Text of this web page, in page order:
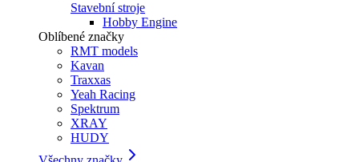
Stavební stroje
Hobby Engine
Oblíbené značky
RMT models
Kavan
Traxxas
Yeah Racing
Spektrum
XRAY
HUDY